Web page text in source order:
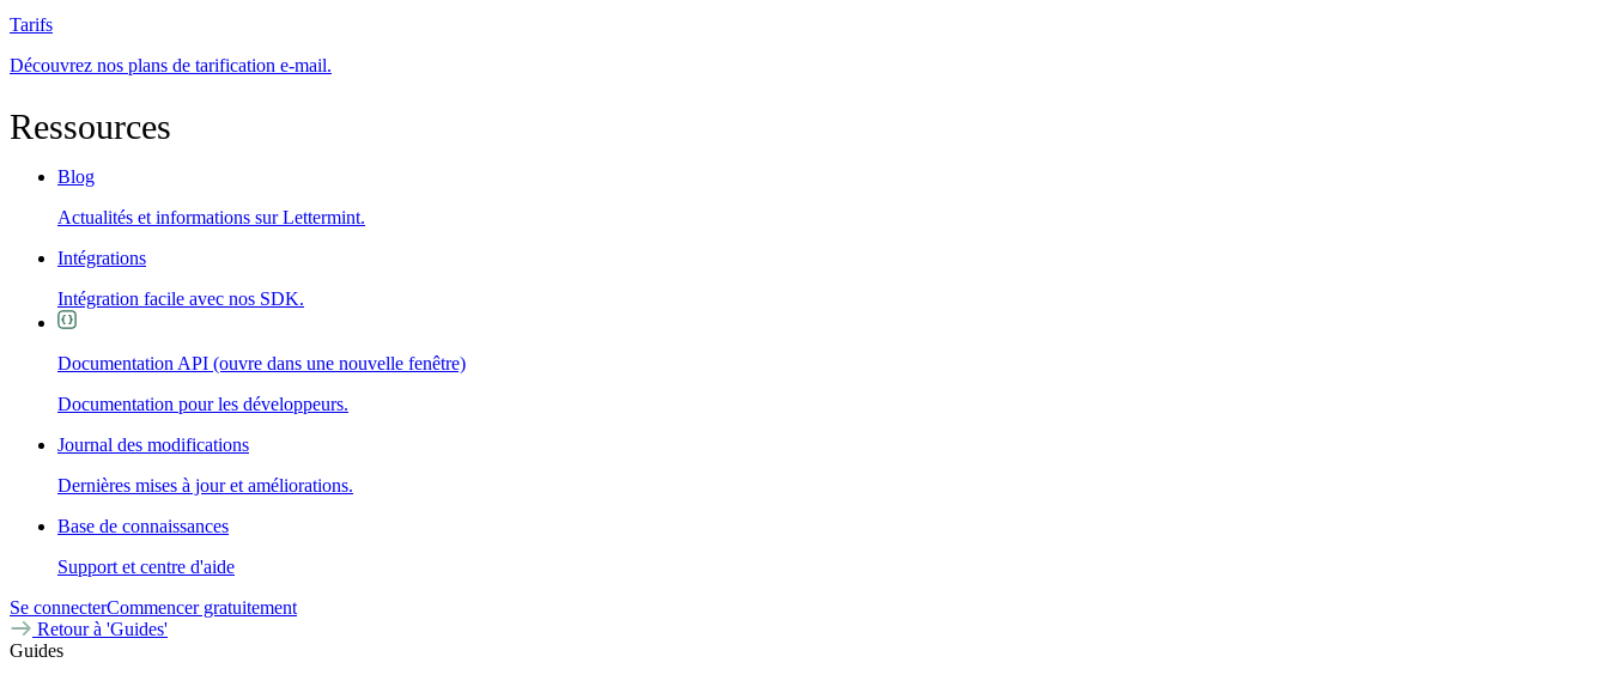
Tarifs
Découvrez nos plans de tarification e-mail.
Ressources
Blog
Actualités et informations sur Lettermint.
Intégrations
Intégration facile avec nos SDK.
Documentation API (ouvre dans une nouvelle fenêtre)
Documentation pour les développeurs.
Journal des modifications
Dernières mises à jour et améliorations.
Base de connaissances
Support et centre d'aide
Se connecterCommencer gratuitement
Retour à 'Guides'
Guides